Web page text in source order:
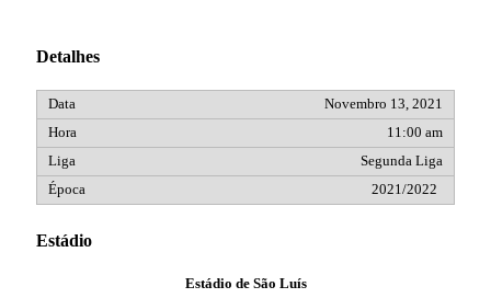
Detalhes
Novembro 13, 2021
11:00 am
Segunda Liga
2021/2022
Estádio
Estádio de São Luís